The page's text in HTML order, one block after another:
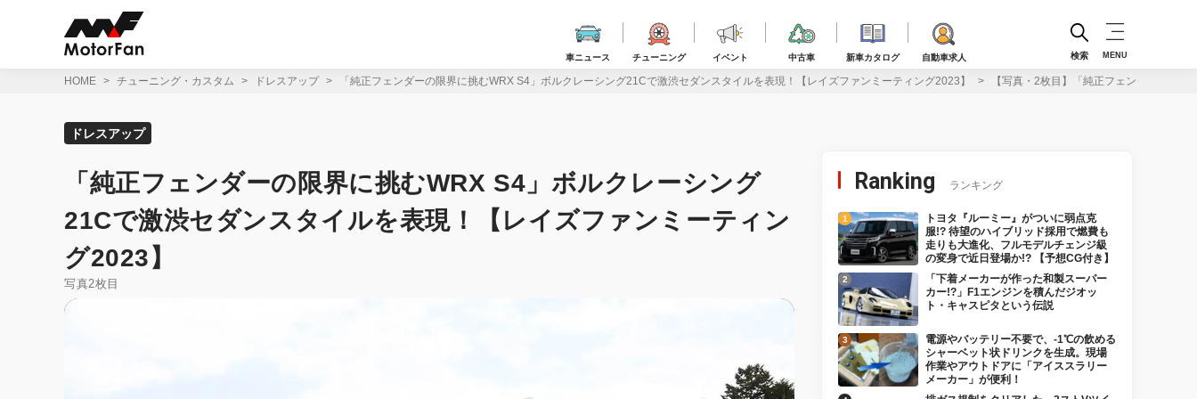
車ニュース チューニング イベント 中古車 新車カタログ 自動車求人 検索 MENU
HOME チューニング・カスタム ドレスアップ 「純正フェンダーの限界に挑むWRX S4」ボルクレーシング21Cで激渋セダンスタイルを表現！【レイズファンミーティング2023】 【写真・2枚目】「純正フェンダーの限
ドレスアップ
「純正フェンダーの限界に挑むWRX S4」ボルクレーシング
21Cで激渋セダンスタイルを表現！【レイズファンミーティン
グ2023】
写真2枚目
Ranking ランキング
トヨタ『ルーミー』がついに弱点克
服!? 待望のハイブリッド採用で燃費も
走りも大進化、フルモデルチェンジ級
の変身で近日登場か!? 【予想CG付き】
「下着メーカーが作った和製スーパー
カー!?」F1エンジンを積んだジオッ
ト・キャスピタという伝説
電源やバッテリー不要で、-1℃の飲める
シャーベット状ドリンクを生成。現場
作業やアウトドアに「アイススラリー
メーカー」が便利！